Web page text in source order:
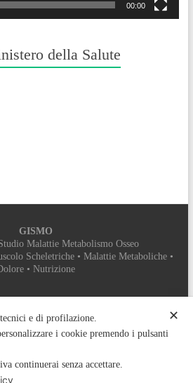
00:00
della Salute
GISMO
Malattie Metabolismo Osseo
Scheletriche • Malattie Metaboliche •
• Nutrizione
MYEVENT SRL
ECM 5112
9 – 00078 Monte Porzio Catone (RM)
916502389 Fax: 06 89281786 Mobile:
3348382665
✕
e di profilazione.
i cookie premendo i pulsanti
continuerai senza accettare.